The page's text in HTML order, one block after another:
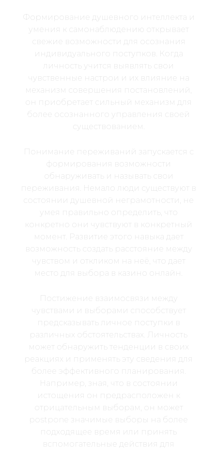
Формирование душевного интеллекта и
умения к самонаблюдению открывает
свежие возможности для осознания
индивидуального поступков. Когда
личность учится выявлять свои
чувственные настрои и их влияние на
механизм совершения постановлений,
он приобретает сильный механизм для
более осознанного управления своей
существованием.
Понимание переживаний запускается с
формирования возможности
обнаруживать и называть свои
переживания. Немало люди существуют в
состоянии душевной неграмотности, не
умея правильно определить, что
конкретно они чувствуют в конкретный
момент. Развитие этого навыка дает
возможность создать расстояние между
чувством и откликом на неё, что дает
место для выбора в казино онлайн.
Постижение взаимосвязи между
чувствами и выборами способствует
предсказывать личное поступки в
различных обстоятельствах. Личность
может обнаружить тенденции в своих
реакциях и применять эту сведения для
более эффективного планирования.
Например, зная, что в состоянии
истощения он предрасположен к
отрицательным выборам, он может
postpone значимые выборы на более
подходящее время или принять
вспомогательные действия для